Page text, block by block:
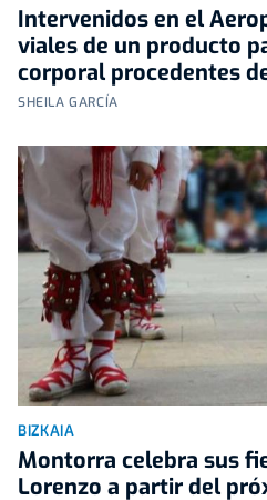
Intervenidos en el
viales de un producto
corporal procedentes
SHEILA GARCÍA
BIZKAIA
Montorra celebra sus
Lorenzo a partir del